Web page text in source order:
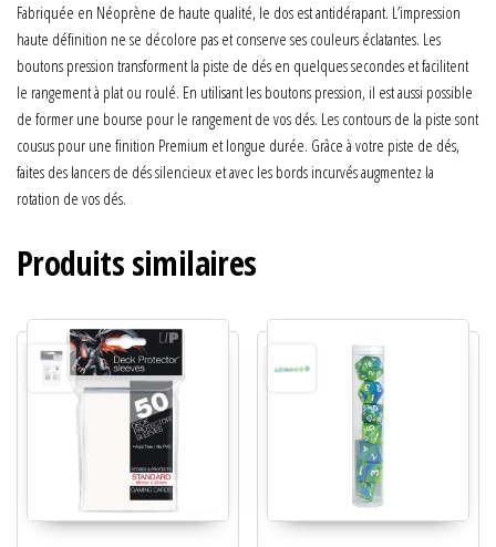
Fabriquée en Néoprène de haute qualité, le dos est antidérapant. L’impression
haute définition ne se décolore pas et conserve ses couleurs éclatantes. Les
boutons pression transforment la piste de dés en quelques secondes et facilitent
le rangement à plat ou roulé. En utilisant les boutons pression, il est aussi possible
de former une bourse pour le rangement de vos dés. Les contours de la piste sont
cousus pour une finition Premium et longue durée. Grâce à votre piste de dés,
faites des lancers de dés silencieux et avec les bords incurvés augmentez la
rotation de vos dés.
Produits similaires